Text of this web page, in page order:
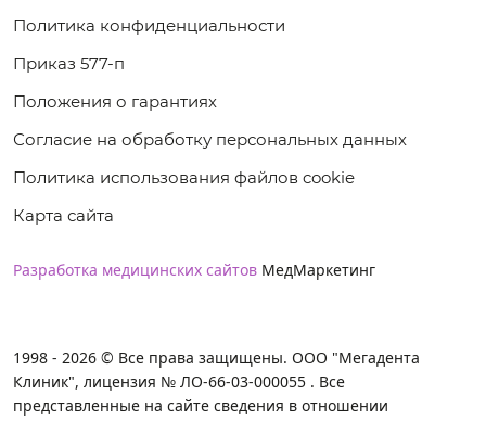
Политика конфиденциальности
Приказ 577-п
Положения о гарантиях
Согласие на обработку персональных данных
Политика использования файлов cookie
Карта сайта
Разработка медицинских сайтов МедМаркетинг
1998 - 2026 © Все права защищены. ООО "Мегадента
Клиник", лицензия № ЛО-66-03-000055 . Все
представленные на сайте сведения в отношении